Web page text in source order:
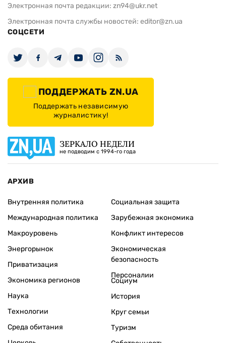
Электронная почта редакции: zn94@ukr.net
Электронная почта службы новостей: editor@zn.ua
СОЦСЕТИ
ПОДДЕРЖАТЬ ZN.UA
Поддержать независимую
журналистику!
ЗЕРКАЛО НЕДЕЛИ
не подводим с 1994-го года
АРХИВ
Внутренняя политика
Международная политика
Макроуровень
Энергорынок
Приватизация
Экономика регионов
Социальная защита
Зарубежная экономика
Конфликт интересов
Экономическая
безопасность
Персоналии
Наука
Технологии
Среда обитания
Социум
История
Круг семьи
Туризм